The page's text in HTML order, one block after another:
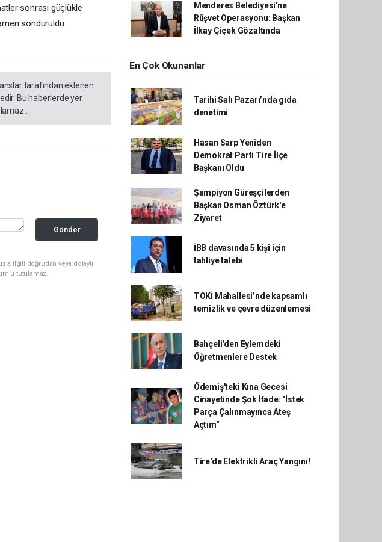
sonrası güçlükle
söndürüldü.
tarafından eklenen
Bu haberlerde yer
Gönder
ilgili doğrudan veya dolaylı
tutulamaz.
Menderes Belediyesi'ne
Rüşvet Operasyonu: Başkan
İlkay Çiçek Gözaltında
En Çok Okunanlar
Tarihi Salı Pazarı’nda gıda
denetimi
Hasan Sarp Yeniden
Demokrat Parti Tire İlçe
Başkanı Oldu
Şampiyon Güreşçilerden
Başkan Osman Öztürk'e
Ziyaret
İBB davasında 5 kişi için
tahliye talebi
TOKİ Mahallesi’nde kapsamlı
temizlik ve çevre düzenlemesi
Bahçeli'den Eylemdeki
Öğretmenlere Destek
Ödemiş'teki Kına Gecesi
Cinayetinde Şok İfade: "İstek
Parça Çalınmayınca Ateş
Açtım"
Tire'de Elektrikli Araç Yangını!